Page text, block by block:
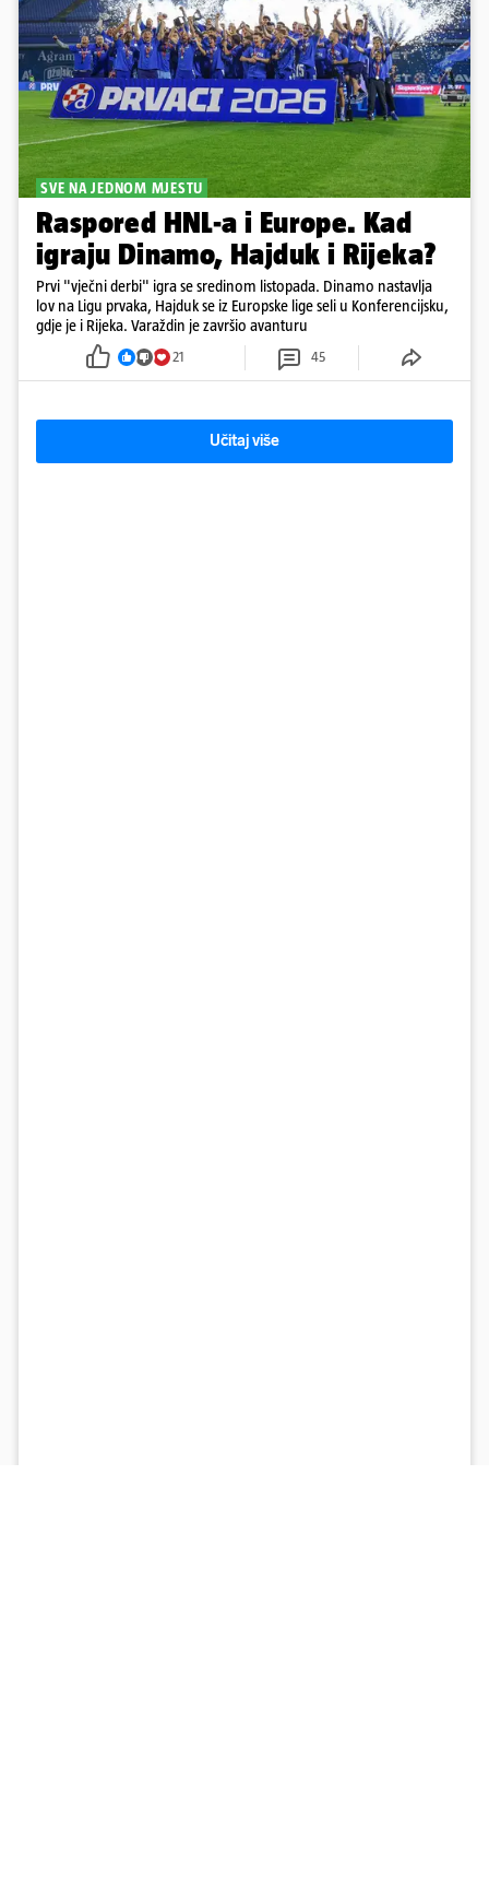
SVE NA JEDNOM MJESTU
Raspored HNL-a i Europe. Kad
igraju Dinamo, Hajduk i Rijeka?
Prvi "vječni derbi" igra se sredinom listopada. Dinamo nastavlja
lov na Ligu prvaka, Hajduk se iz Europske lige seli u Konferencijsku,
gdje je i Rijeka. Varaždin je završio avanturu
21 45
Učitaj više